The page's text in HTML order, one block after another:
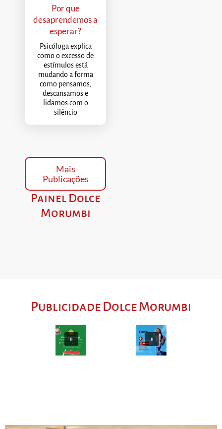
Por que
desaprendemos a
esperar?
Psicóloga explica
como o excesso de
estímulos está
mudando a forma
como pensamos,
descansamos e
lidamos com o
silêncio
Mais
Publicações
Painel Dolce
Morumbi
Publicidade Dolce Morumbi